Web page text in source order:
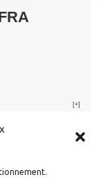
[+]